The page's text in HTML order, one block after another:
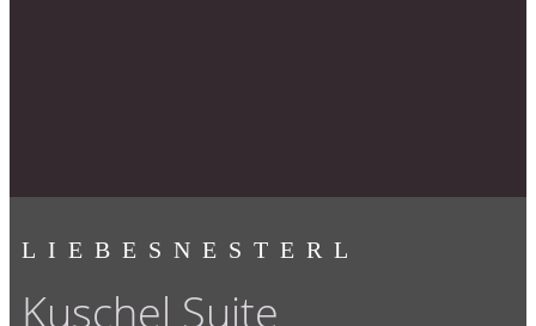
LIEBESNESTERL
Kuschel Suite